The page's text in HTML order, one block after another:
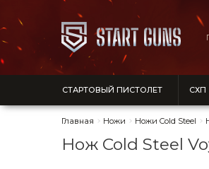
СТАРТОВЫЙ ПИСТОЛЕТ СХП
Главная Ножи Ножи Cold Steel
Нож Cold Steel